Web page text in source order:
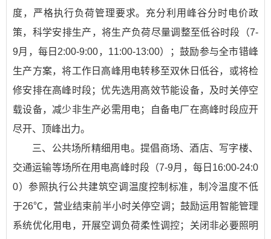
度，严格执行负荷管理要求。充分利用峰谷分时电价政
策，科学安排生产，将生产负荷尽量调整至低谷时段（7-
9月，每日2:00-9:00，11:00-13:00）；鼓励参与全市错峰
生产方案，将工作日高峰用电转移至双休日低谷，或将检
修安排在高峰时段；优先选用高效节能设备，及时关停空
载设备，减少非生产必需用电；自备电厂在高峰时段应开
尽开、顶峰出力。
三、公共场所精细用电。提倡商场、酒店、写字楼、
交通运输等场所在用电高峰时段（7-9月，每日16:00-24:0
0）参照执行公共建筑空调温度控制标准，制冷温度不低
于26℃，营业结束前半小时关停空调；鼓励运用智能管理
系统优化用电，开展空调负荷柔性调控；关闭非必要照明